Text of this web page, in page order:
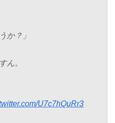
か？」
ん。
U7c7hQuRr3